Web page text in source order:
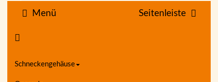
Menü Seitenleiste
Schneckengehäuse